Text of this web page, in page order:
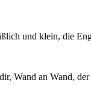
und klein, die
Wand an Wand,